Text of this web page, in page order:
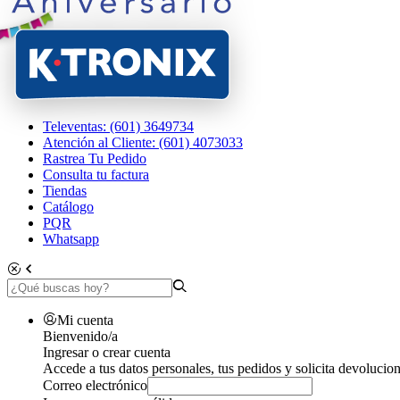
Televentas: (601) 3649734
Atención al Cliente: (601) 4073033
Rastrea Tu Pedido
Consulta tu factura
Tiendas
Catálogo
PQR
Whatsapp
Mi cuenta
Bienvenido/a
Ingresar o crear cuenta
Accede a tus datos personales, tus pedidos y solicita
Correo electrónico